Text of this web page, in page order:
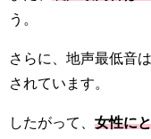
う。
さらに、地声最低音
されています。
したがって、 女性に